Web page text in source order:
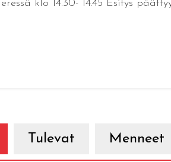
klo 14.30- 14.45 Esitys
Tulevat Menneet